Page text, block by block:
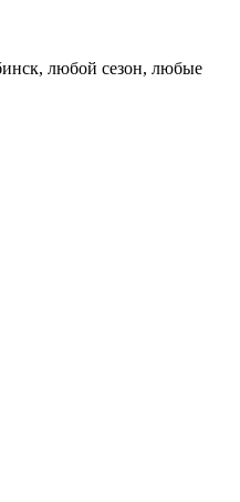
любой сезон, любые